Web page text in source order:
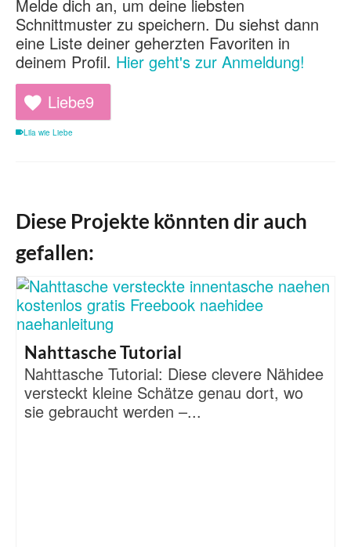
Melde dich an, um deine liebsten
Schnittmuster zu speichern. Du siehst dann
eine Liste deiner geherzten Favoriten in
deinem Profil. Hier geht's zur Anmeldung!
Liebe9
Lila wie Liebe
Diese Projekte könnten dir auch
gefallen:
Nahttasche Tutorial
Nahttasche Tutorial: Diese clevere Nähidee
versteckt kleine Schätze genau dort, wo
sie gebraucht werden –...